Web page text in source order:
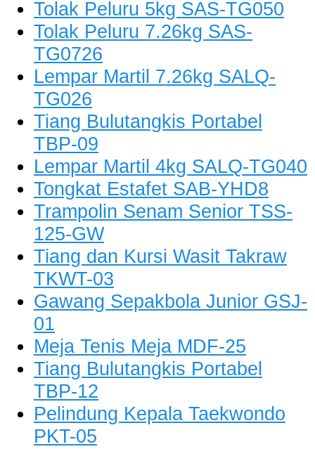
Tolak Peluru 5kg SAS-TG050
Tolak Peluru 7.26kg SAS-
TG0726
Lempar Martil 7.26kg SALQ-
TG026
Tiang Bulutangkis Portabel
TBP-09
Lempar Martil 4kg SALQ-TG040
Tongkat Estafet SAB-YHD8
Trampolin Senam Senior TSS-
125-GW
Tiang dan Kursi Wasit Takraw
TKWT-03
Gawang Sepakbola Junior GSJ-
01
Meja Tenis Meja MDF-25
Tiang Bulutangkis Portabel
TBP-12
Pelindung Kepala Taekwondo
PKT-05